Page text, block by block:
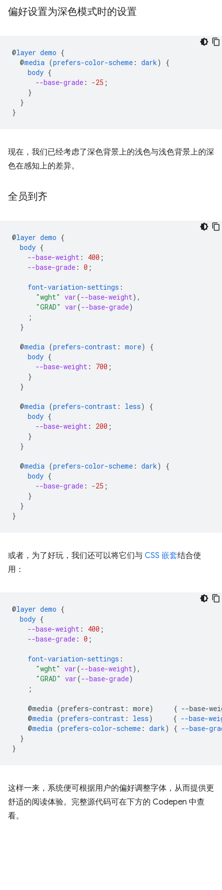
偏好设置为深色模式时的设置
@layer demo {
@media (prefers-color-scheme : dark)
{
body {
--base-grade : -25 ;
}
}
}
现在，我们已经考虑了深色背景上的浅色与浅色背景上的深
色在感知上的差异。
全员到齐
@layer demo {
body {
--base-weight : 400 ;
--base-grade : 0 ;
font-variation-settings :
"wght" var(--base-weight),
"GRAD" var(--base-grade)
;
}
@media (prefers-contrast : more)
{
body {
--base-weight : 700 ;
}
}
@media (prefers-contrast : less)
{
body {
--base-weight : 200 ;
}
}
@media (prefers-color-scheme : dark)
{
body {
--base-grade : -25 ;
}
}
}
或者，为了好玩，我们还可以将它们与 CSS 嵌套结合使
用：
@layer demo {
body {
--base-weight : 400 ;
--base-grade : 0 ;
font-variation-settings :
"wght" var(--base-weight),
"GRAD" var(--base-grade)
;
@media (prefers-contrast : more) { --base-
@media (prefers-contrast : less) { --base-
@media (prefers-color-scheme : dark) { --base-
}
}
这样一来，系统便可根据用户的偏好调整字体，从而提供更
舒适的阅读体验。完整源代码可在下方的 Codepen 中查
看。